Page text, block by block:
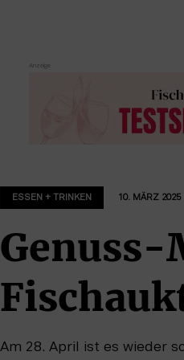
ESSEN + TRINKEN 10. MÄRZ 2025
Genuss-
Am 28. April ist es wieder